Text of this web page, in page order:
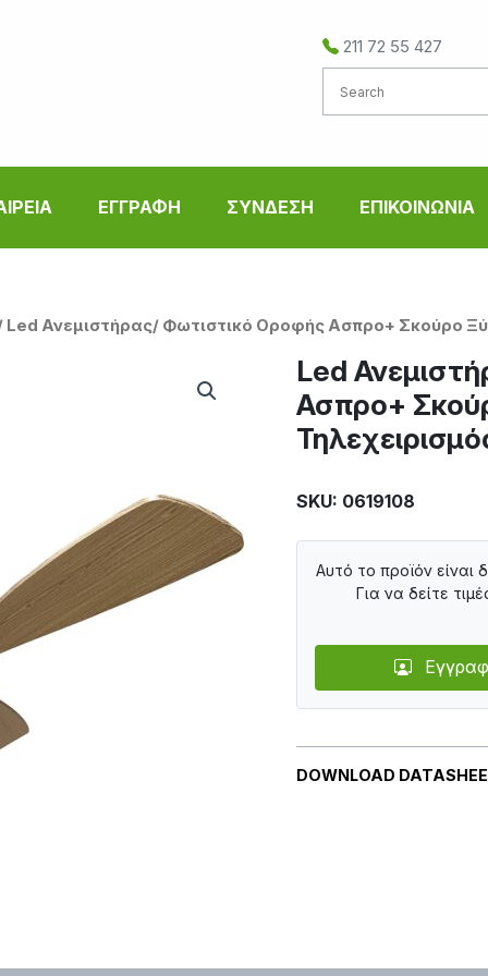
211 72 55 427
ΕΓΓΡΑΦΗ ΣΥΝΔΕΣΗ ΕΠΙΚΟΙΝΩΝΙΑ
Led Ανεμιστήρας/ Φωτιστικό Οροφής Ασπρο+ Σκούρο
Led
Ασπρο+
SKU: 0619108
DOWNLOAD
Αυτό το προϊόν είναι
Για να δείτε